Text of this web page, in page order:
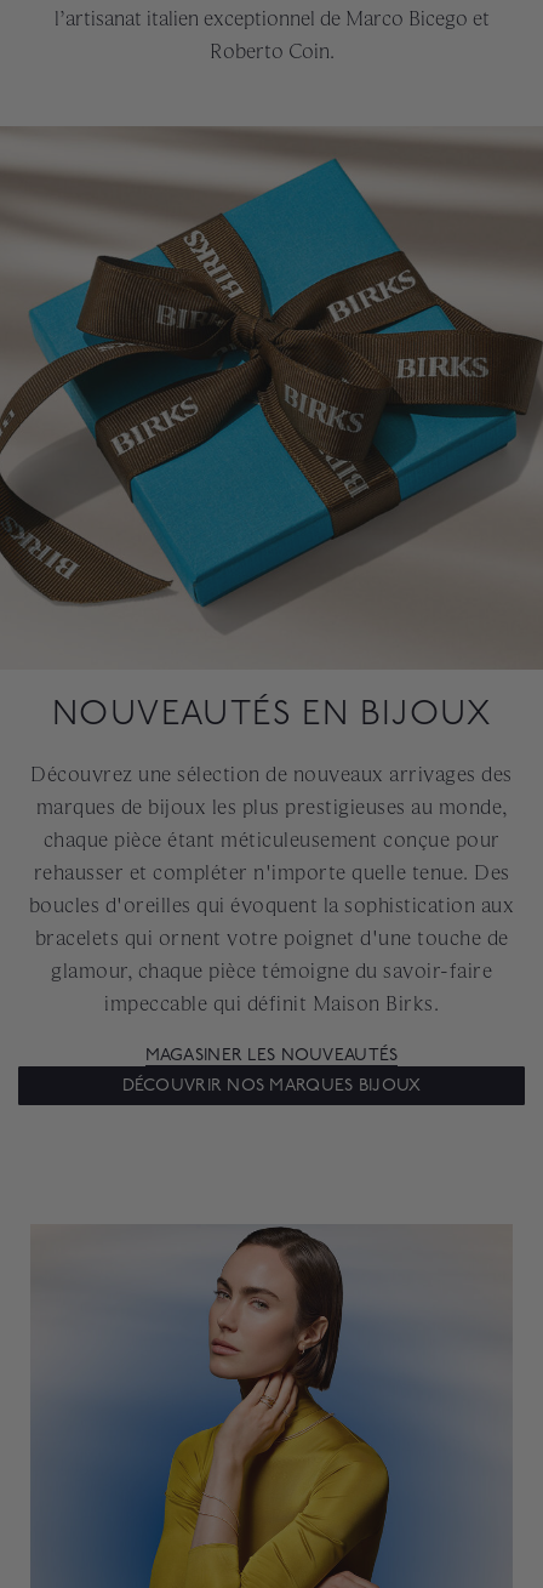
l’artisanat italien exceptionnel de Marco Bicego et
Roberto Coin.
NOUVEAUTÉS EN BIJOUX
Découvrez une sélection de nouveaux arrivages des
marques de bijoux les plus prestigieuses au monde,
chaque pièce étant méticuleusement conçue pour
rehausser et compléter n'importe quelle tenue. Des
boucles d'oreilles qui évoquent la sophistication aux
bracelets qui ornent votre poignet d'une touche de
glamour, chaque pièce témoigne du savoir-faire
impeccable qui définit Maison Birks.
MAGASINER LES NOUVEAUTÉS
DÉCOUVRIR NOS MARQUES BIJOUX